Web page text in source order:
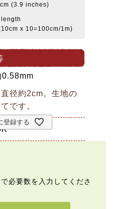
(3.9 inches)
x 10=100cm/1m)
径約2cm。生地の
です。
登録する